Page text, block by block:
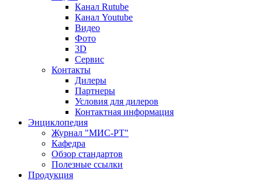
Канал Rutube
Канал Youtube
Видео
Фото
3D
Сервис
Контакты
Дилеры
Партнеры
Условия для дилеров
Контактная информация
Энциклопедия
Журнал "МИС-РТ"
Кафедра
Обзор стандартов
Полезные ссылки
Продукция